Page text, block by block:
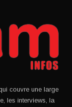
couvre une large
les interviews, la